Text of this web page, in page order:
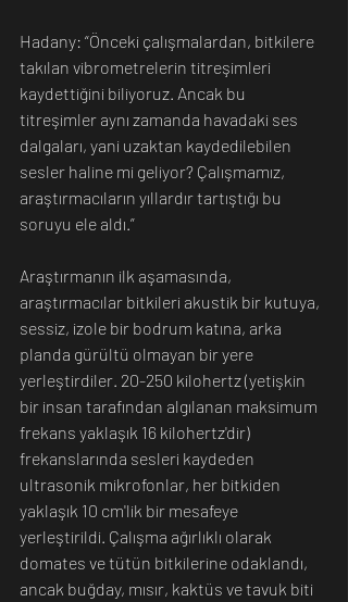
Hadany: “Önceki çalışmalardan, bitkilere
takılan vibrometrelerin titreşimleri
kaydettiğini biliyoruz. Ancak bu
titreşimler aynı zamanda havadaki ses
dalgaları, yani uzaktan kaydedilebilen
sesler haline mi geliyor? Çalışmamız,
araştırmacıların yıllardır tartıştığı bu
soruyu ele aldı.”
Araştırmanın ilk aşamasında,
araştırmacılar bitkileri akustik bir kutuya,
sessiz, izole bir bodrum katına, arka
planda gürültü olmayan bir yere
yerleştirdiler. 20-250 kilohertz (yetişkin
bir insan tarafından algılanan maksimum
frekans yaklaşık 16 kilohertz'dir)
frekanslarında sesleri kaydeden
ultrasonik mikrofonlar, her bitkiden
yaklaşık 10 cm'lik bir mesafeye
yerleştirildi. Çalışma ağırlıklı olarak
domates ve tütün bitkilerine odaklandı,
ancak buğday, mısır, kaktüs ve tavuk biti